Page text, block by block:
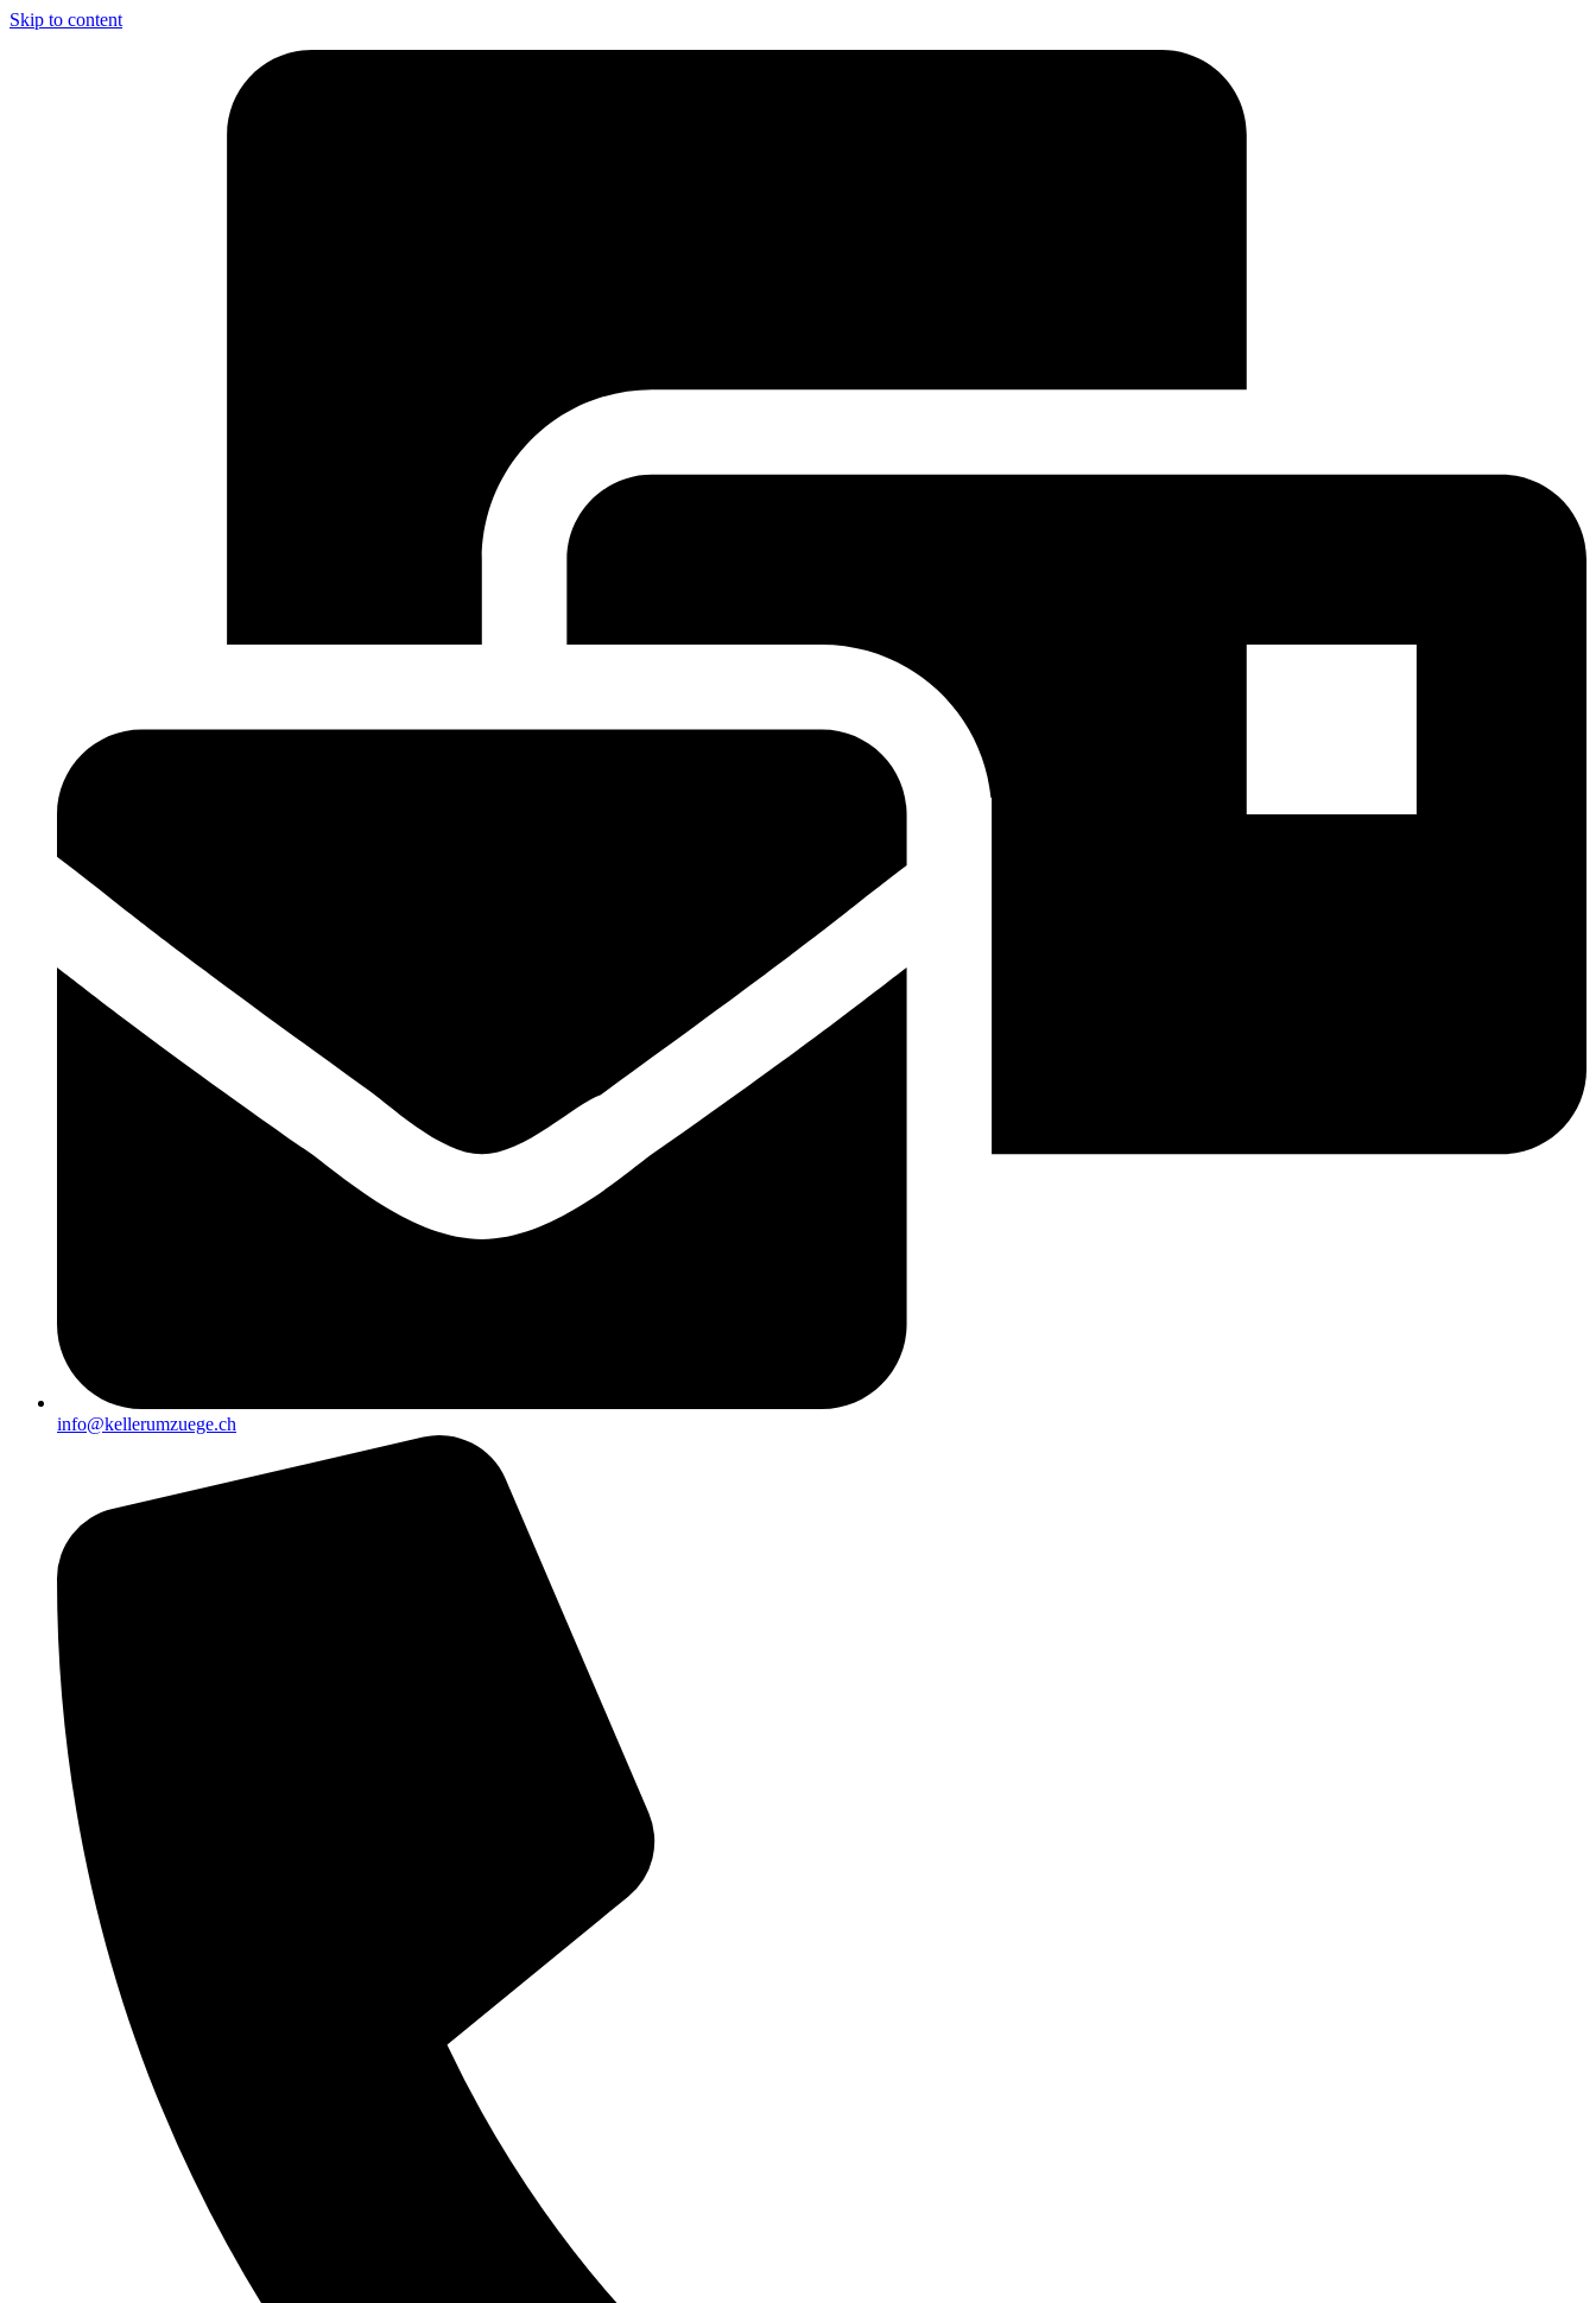
Skip to content
info@kellerumzuege.ch